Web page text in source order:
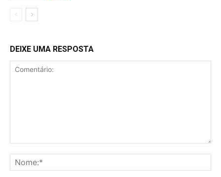
DEIXE UMA RESPOSTA